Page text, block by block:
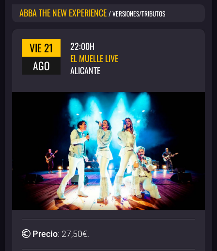
ABBA THE NEW EXPERIENCE / VERSIONES/TRIBUTOS
VIE 21
AGO
22:00H
EL MUELLE LIVE
ALICANTE
Precio: 27,50€.